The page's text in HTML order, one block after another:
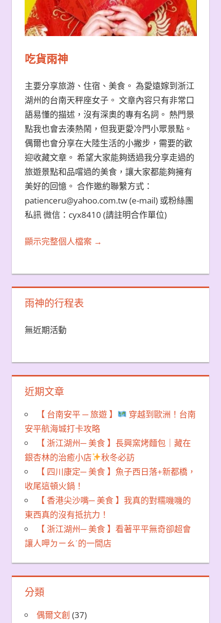
吃貨雨神
主要分享旅游、住宿、美食。 為愛遠嫁到浙江
湖州的台南天秤座女子。 文章內容只有非常口
語易懂的描述，沒有深奧的專有名詞。 熱門景
點我也會去湊熱鬧，但我更愛冷門小眾景點。
偶爾也會分享在大陸生活的小撇步，需要的歡
迎收藏文章。 希望大家能夠透過我分享走過的
旅遊景點和品嚐過的美食，讓大家都能夠擁有
美好的回憶。 合作邀約聯繫方式：
patienceru@yahoo.com.tw (e-mail) 或粉絲團
私訊 微信：cyx8410 (請註明合作單位)
顯示完整個人檔案 →
雨神的行程表
無近期活動
近期文章
【 台南安平 ─ 旅遊 】
穿越到歐洲！台南
安平航海城打卡攻略
【 浙江湖州─ 美食 】長興窯烤麵包｜藏在
銀杏林的治癒小店
秋冬必訪
【 四川康定─ 美食 】魚子西日落+新都橋，
收尾這頓火鍋！
【 香港尖沙嘴─ 美食 】我真的對糯嘰嘰的
東西真的沒有抵抗力！
【 浙江湖州─ 美食 】看著平平無奇卻超會
讓人呷ㄉㄧㄠˊ的一間店
分類
偶爾文創 (37)